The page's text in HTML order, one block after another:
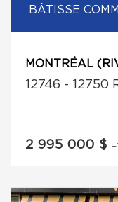
BÂTISSE
12746 - 12750
2 995 000 $